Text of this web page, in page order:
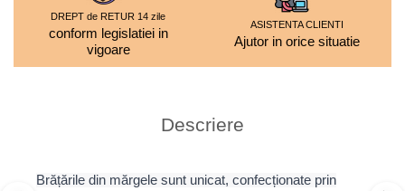
DREPT de RETUR 14 zile
conform legislatiei in
vigoare
ASISTENTA CLIENTI
Ajutor in orice situatie
Descriere
Brățările din mărgele sunt unicat, confecționate prin